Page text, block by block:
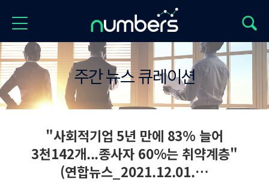
주간 뉴스 큐레이션
"사회적기업 5년 만에 83% 늘어
3천142개...종사자 60%는 취약계층"
(연합뉴스_2021.12.01.…